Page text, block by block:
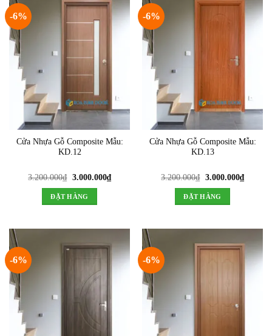
-6%
Cửa Nhựa Gỗ Composite Mẫu:
KD.12
3.200.000₫ Giá
là:
3.200.000₫.
3.000.000₫Giá
ĐẶT HÀNG
-6%
Cửa Nhựa Gỗ Composite Mẫu:
KD.13
3.200.000₫ Giá
là:
3.200.000₫.
3.000.000₫Giá
ĐẶT HÀNG
-6% -6%